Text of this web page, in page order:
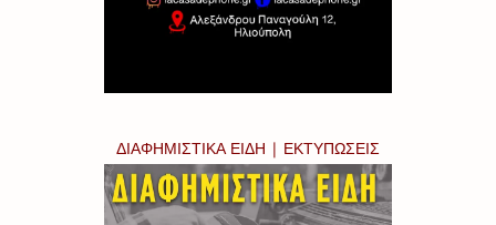
ΔΙΑΦΗΜΙΣΤΙΚΑ ΕΙΔΗ | ΕΚΤΥΠΩΣΕΙΣ